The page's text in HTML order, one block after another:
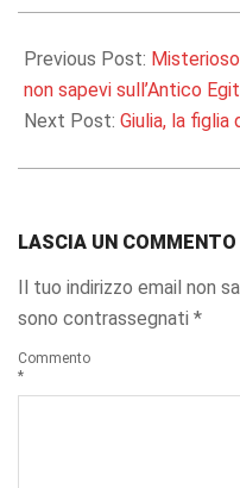
09-
03
Previous Post:
non sapevi sull’Antico
Next Post: Giulia, la
LASCIA UN COMMENTO
Il tuo indirizzo email non
sono contrassegnati *
Commento
*